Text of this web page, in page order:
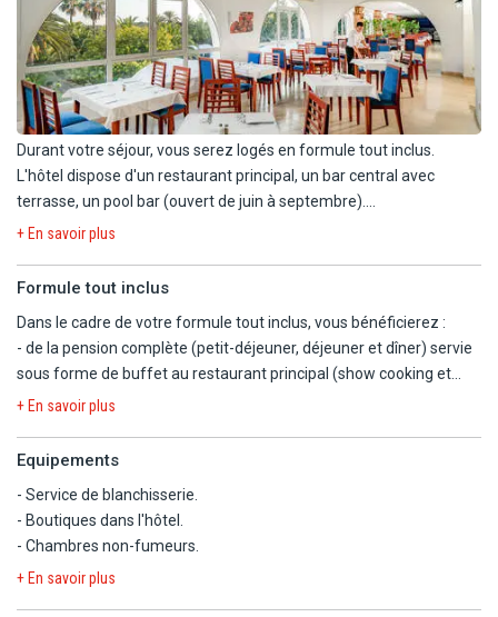
Durant votre séjour, vous serez logés en formule tout inclus.
L'hôtel dispose d'un restaurant principal, un bar central avec
terrasse, un pool bar (ouvert de juin à septembre).
- Restaurant à la plage à la carte, cuisine internationale ouvert du
+ En savoir plus
Formule tout inclus
Dans le cadre de votre formule tout inclus, vous bénéficierez :
- de la pension complète (petit-déjeuner, déjeuner et dîner) servie
sous forme de buffet au restaurant principal (show cooking et
repas à thèmes, tunisien et pécheur, 2 fois/semaine).
bière, vin.
concentrés, bière, vin, boissons chaudes, boissons anisées,
boukha, whisky, gin, vodka, rhum, cocktails.
- de snacks au restaurant de 15h à 17h (salade, gâteaux et mini
sandwichs).
+ En savoir plus
Equipements
- Service de blanchisserie.
- Boutiques dans l'hôtel.
- Chambres non-fumeurs.
+ En savoir plus